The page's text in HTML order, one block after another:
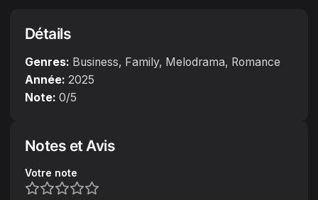
Détails
Genres: Business, Family, Melodrama, Romance
Année: 2025
Note: 0/5
Notes et Avis
Votre note